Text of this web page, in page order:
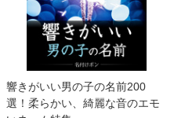
響きがいい男の子の名前200
選！柔らかい、綺麗な音のエモ